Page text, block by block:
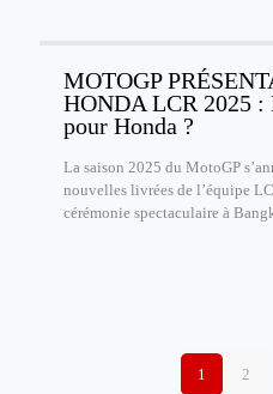
MOTOGP
HONDA LCR 2025
pour Honda ?
La saison 2025 du MotoGP
nouvelles livrées de l’équipe
cérémonie spectaculaire à
1 2